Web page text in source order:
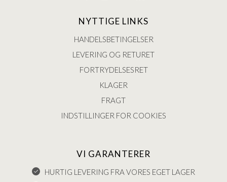
NYTTIGE LINKS
HANDELSBETINGELSER
LEVERING OG RETURET
FORTRYDELSESRET
KLAGER
FRAGT
INDSTILLINGER FOR COOKIES
VI GARANTERER
HURTIG LEVERING FRA VORES EGET LAGER